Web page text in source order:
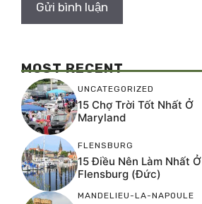
MOST RECENT
UNCATEGORIZED
15 Chợ Trời Tốt Nhất Ở
Maryland
FLENSBURG
15 Điều Nên Làm Nhất Ở
Flensburg (Đức)
MANDELIEU-LA-NAPOULE